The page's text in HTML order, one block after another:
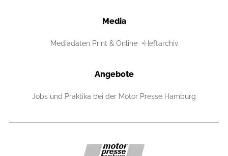
Media
Mediadaten Print & Online Heftarchiv
Angebote
Jobs und Praktika bei der Motor Presse Hamburg